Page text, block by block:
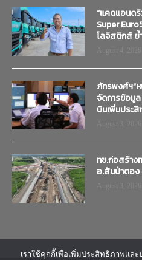
“แคดแอนด
Super
โลจิสติกส์ ย้
ภัทรพงศ์ฯ”
จัดการข้อมู
บินเพิ่มประ
ทช.ก่อสร้าง
อ.สันป่าตอง
เราใช้คุกกี้เพื่อเพิ่มประสิทธิภาพแล